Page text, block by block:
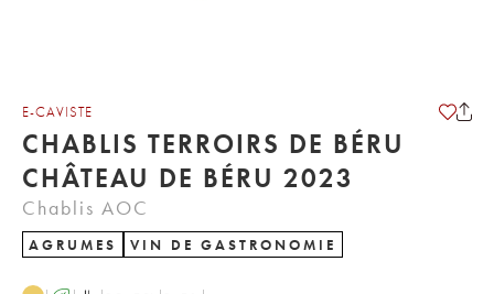
E-CAVISTE
CHABLIS TERROIRS DE BÉRU
CHÂTEAU DE BÉRU 2023
Chablis AOC
AGRUMES VIN DE GASTRONOMIE